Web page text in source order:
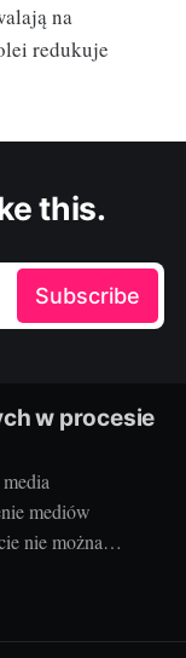
na
redukuje
this.
Subscribe
w procesie
mediów
nie można
LinkedIn i
codzienności